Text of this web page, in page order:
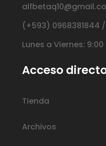
(+593) 0968381844
Lunes a Viernes: 9:00
Acceso
Tienda
Archivos